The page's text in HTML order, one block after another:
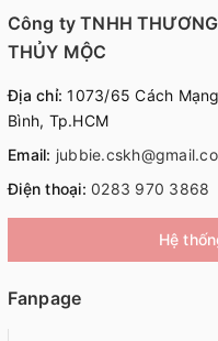
Công ty TNHH
THỦY MỘC
Địa chỉ: 1073/65 Cách
Bình, Tp.HCM
Email:
Điện thoại: 0283 970 3868
Hệ
Fanpage